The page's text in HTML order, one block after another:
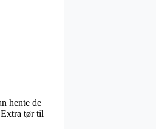
hente de
tør til